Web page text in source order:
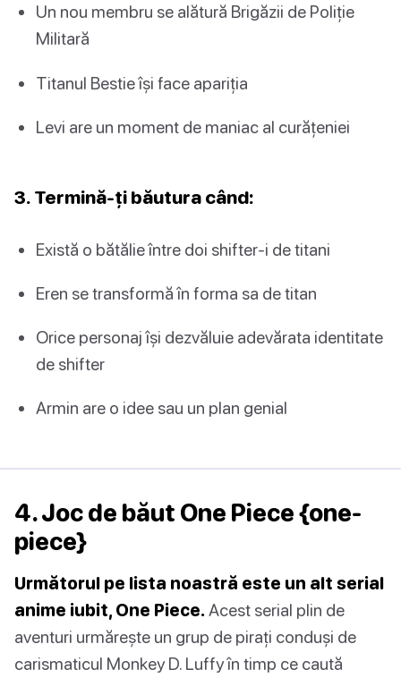
Un nou membru se alătură Brigăzii de Poliție
Militară
Titanul Bestie își face apariția
Levi are un moment de maniac al curățeniei
3. Termină-ți băutura când:
Există o bătălie între doi shifter-i de titani
Eren se transformă în forma sa de titan
Orice personaj își dezvăluie adevărata identitate
de shifter
Armin are o idee sau un plan genial
4. Joc de băut One Piece {one-
piece}
Următorul pe lista noastră este un alt serial
anime iubit, One Piece. Acest serial plin de
aventuri urmărește un grup de pirați conduși de
carismaticul Monkey D. Luffy în timp ce caută